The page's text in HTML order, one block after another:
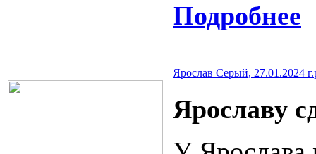
Подробнее
Ярослав Серый, 27.01.2024
Ярославу